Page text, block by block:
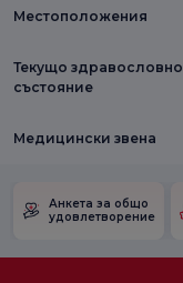
Местоположения
Текущо здравословно
състояние
Медицински звена
Анкета за общо
удовлетворение